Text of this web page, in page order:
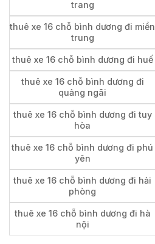
trang
thuê xe 16 chỗ bình dương đi miền
trung
thuê xe 16 chỗ bình dương đi huế
thuê xe 16 chỗ bình dương đi
quảng ngãi
thuê xe 16 chỗ bình dương đi tuy
hòa
thuê xe 16 chỗ bình dương đi phú
yên
thuê xe 16 chỗ bình dương đi hải
phòng
thuê xe 16 chỗ bình dương đi hà
nội